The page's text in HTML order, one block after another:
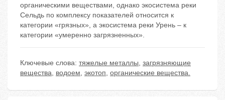
органическими веществами, однако экосистема реки
Сельдь по комплексу показателей относится к
категории «грязных», а экосистема реки Урень – к
категории «умеренно загрязненных».
Ключевые слова: тяжелые металлы, загрязняющие
вещества, водоем, экотоп, органические вещества.